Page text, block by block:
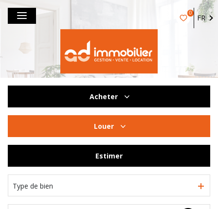
0
FR
Acheter
Louer
De l'immo pro
Estimer
Type de bien